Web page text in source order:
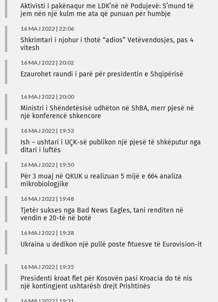
Aktivisti i pakënaqur me LDK’në në Podujevë: S’mund të
jem nën një kulm me ata që punuan për humbje
16 MAJ 2022 | 22:06
Shkrimtari i njohur i thotë “adios” Vetëvendosjes, pas 4
vitesh
16 MAJ 2022 | 20:02
Ezaurohet raundi i parë për presidentin e Shqipërisë
16 MAJ 2022 | 20:00
Ministri i Shëndetësisë udhëton në ShBA, merr pjesë në
një konferencë shkencore
16 MAJ 2022 | 19:53
Ish – ushtari i UÇK-së publikon një pjesë të shkëputur nga
ditari i luftës
16 MAJ 2022 | 19:50
Për 3 muaj në QKUK u realizuan 5 mijë e 664 analiza
mikrobiologjike
16 MAJ 2022 | 19:48
Tjetër sukses nga Bad News Eagles, tani renditen në
vendin e 20-të në botë
16 MAJ 2022 | 19:38
Ukraina u dedikon një pullë poste fituesve të Eurovision-it
16 MAJ 2022 | 19:35
Presidenti kroat flet për Kosovën pasi Kroacia do të nis
një kontingjent ushtarësh drejt Prishtinës